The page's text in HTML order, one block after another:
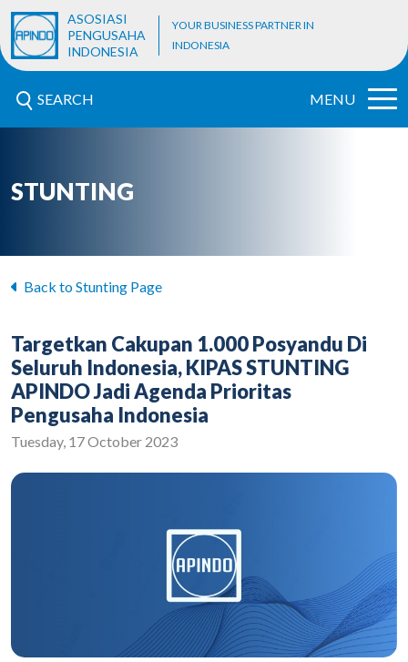
ASOSIASI
PENGUSAHA
INDONESIA
YOUR BUSINESS PARTNER IN
INDONESIA
SEARCH MENU
STUNTING
Back to Stunting Page
Targetkan Cakupan 1.000 Posyandu Di
Seluruh Indonesia, KIPAS STUNTING
APINDO Jadi Agenda Prioritas
Pengusaha Indonesia
Tuesday, 17 October 2023